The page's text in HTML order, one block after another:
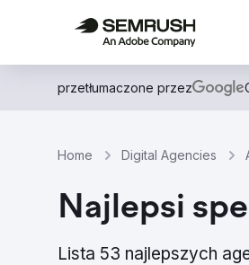
przetłumaczone przez
Home Digital Agencies
Najlepsi
Lista 53 najlepszych